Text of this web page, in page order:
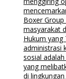
Boxer
masyarakat
Hukum yang
administrasi
sosial
yang
di